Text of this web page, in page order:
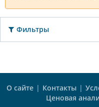
Фильтры
О сайте | Контакты |
Ценовая